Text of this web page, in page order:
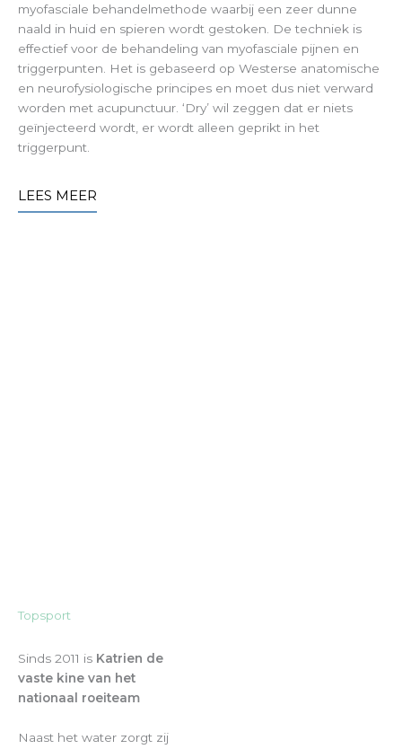
myofasciale behandelmethode waarbij een zeer dunne
naald in huid en spieren wordt gestoken. De techniek is
effectief voor de behandeling van myofasciale pijnen en
triggerpunten. Het is gebaseerd op Westerse anatomische
en neurofysiologische principes en moet dus niet verward
worden met acupunctuur. ‘Dry’ wil zeggen dat er niets
geïnjecteerd wordt, er wordt alleen geprikt in het
triggerpunt.
LEES MEER
Topsport
Sinds 2011 is Katrien de
vaste kine van het
nationaal roeiteam
Naast het water zorgt zij